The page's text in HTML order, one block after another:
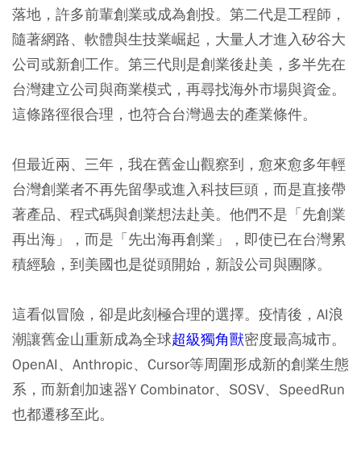
落地，許多前輩創業或成為創投。第二代是工程師，
隨著網路、軟體與生技業崛起，大量人才進入矽谷大
公司或新創工作。第三代則是創業後赴美，多半先在
台灣建立公司與商業模式，再尋找海外市場與資金。
這條路徑很合理，也符合台灣過去的產業條件。
但最近兩、三年，我在舊金山觀察到，愈來愈多年輕
台灣創業者不再先留學或進入科技巨頭，而是直接帶
著產品、程式碼與創業想法赴美。他們不是「先創業
再出海」，而是「先出海再創業」，即使已在台灣累
積經驗，到美國也是從頭開始，新設公司與團隊。
這看似冒險，卻是此刻極合理的選擇。疫情後，AI浪
潮讓舊金山重新成為全球超級獨角獸密度最高城市。
OpenAI、Anthropic、Cursor等周圍形成新的創業生態
系，而新創加速器Y Combinator、SOSV、SpeedRun
也都遷移至此。